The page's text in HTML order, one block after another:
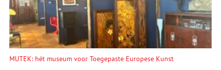
MUTEK: hét museum voor Toegepaste Europese Kunst